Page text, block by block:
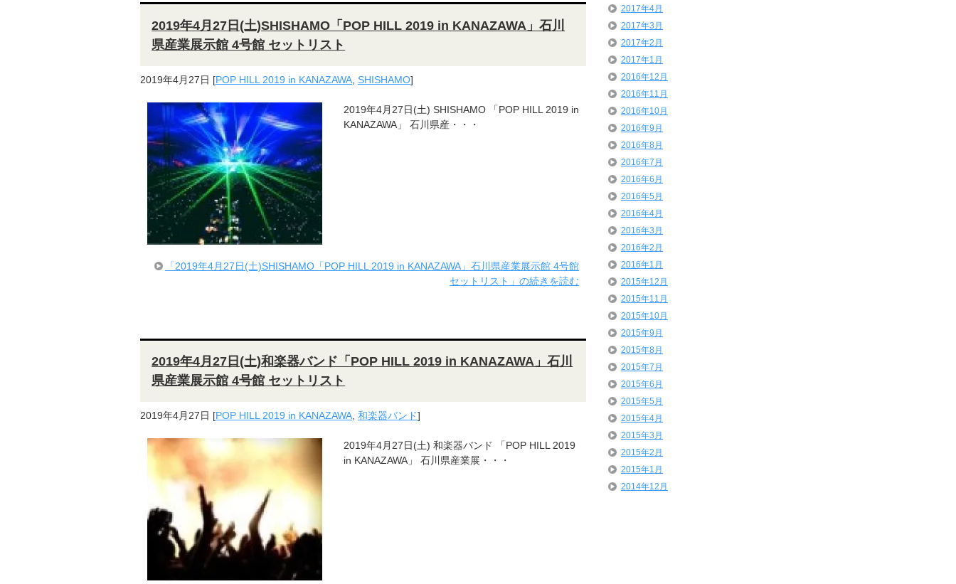
2019年4月27日(土)SHISHAMO「POP HILL 2019 in KANAZAWA」石川
県産業展示館 4号館 セットリスト
2019年4月27日 [POP HILL 2019 in KANAZAWA SHISHAMO]
2019年4月27日(土) SHISHAMO 「POP HILL 2019 in
KANAZAWA」 石川県産・・・
「2019年4月27日(土)SHISHAMO「POP HILL 2019 in KANAZAWA」石川県産業展示館 4号館
セットリスト」の続きを読む
2019年4月27日(土)和楽器バンド「POP HILL 2019 in KANAZAWA」石川
県産業展示館 4号館 セットリスト
2019年4月27日 [POP HILL 2019 in KANAZAWA, 和楽器バンド]
2019年4月27日(土) 和楽器バンド 「POP HILL 2019
in KANAZAWA」 石川県産業展・・・
2017年4月
2017年3月
2017年2月
2017年1月
2016年12月
2016年11月
2016年10月
2016年9月
2016年8月
2016年7月
2016年6月
2016年5月
2016年4月
2016年3月
2016年2月
2016年1月
2015年12月
2015年11月
2015年10月
2015年9月
2015年8月
2015年7月
2015年6月
2015年5月
2015年4月
2015年3月
2015年2月
2015年1月
2014年12月